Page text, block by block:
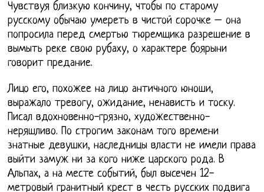
Чувствуя близкую кончину, чтобы по старому
русскому обычаю умереть в чистой сорочке – она
попросила перед смертью тюремщика разрешение в
вымыть реке свою рубаху, о характере боярыни
говорит предание.
Лицо его, похожее на лицо античного юноши,
выражало тревогу, ожидание, ненависть и тоску.
Писал вдохновенно-грязно, художественно-
неряшливо. По строгим законам того времени
знатные девушки, наследницы власти не имели права
выйти замуж ни за кого ниже царского рода. В
Альпах, а на месте событий, был высечен 12-
метровый гранитный крест в честь русских подвига